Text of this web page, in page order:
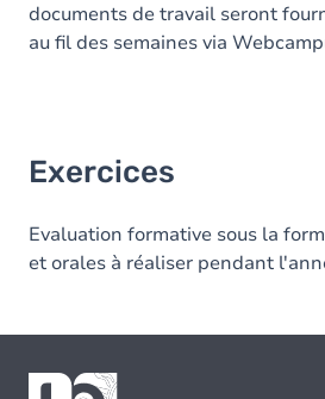
documents de travail seront
au fil des semaines via
Exercices
Evaluation formative sous la
et orales à réaliser pendant